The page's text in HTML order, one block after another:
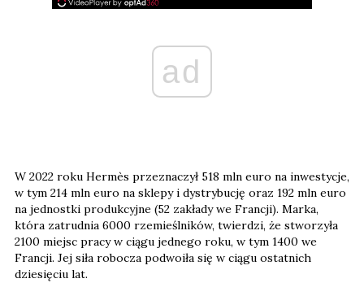
ad
W 2022 roku Hermès przeznaczył 518 mln euro na inwestycje,
w tym 214 mln euro na sklepy i dystrybucję oraz 192 mln euro
na jednostki produkcyjne (52 zakłady we Francji). Marka,
która zatrudnia 6000 rzemieślników, twierdzi, że stworzyła
2100 miejsc pracy w ciągu jednego roku, w tym 1400 we
Francji. Jej siła robocza podwoiła się w ciągu ostatnich
dziesięciu lat.